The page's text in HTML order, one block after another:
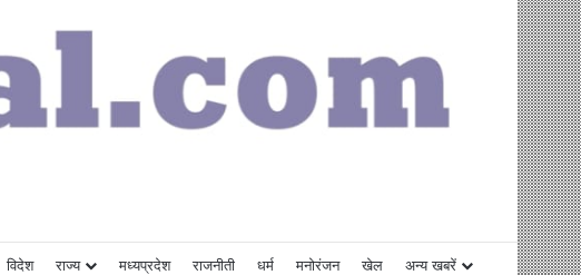
विदेश राज्य मध्यप्रदेश राजनीती धर्म मनोरंजन खेल अन्य खबरें